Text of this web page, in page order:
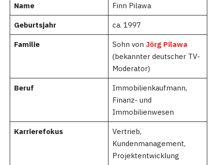
Name Finn Pilawa
Geburtsjahr ca. 1997
Familie Sohn von Jörg Pilawa
(bekannter deutscher TV-
Moderator)
Beruf
Immobilienkaufmann,
Finanz- und
Immobilienwesen
Karrierefokus
Vertrieb,
Kundenmanagement,
Projektentwicklung